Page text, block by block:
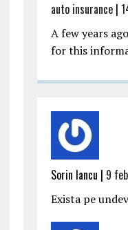
auto insurance|
A few years
for this
Sorin Iancu | 9
Exista pe